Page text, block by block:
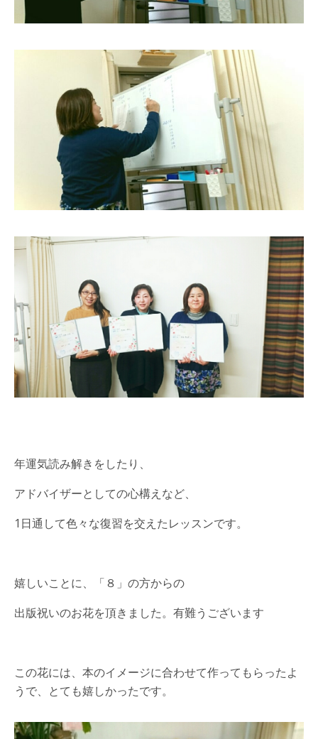
年運気読み解きをしたり、
アドバイザーとしての心構えなど、
1日通して色々な復習を交えたレッスンです。
嬉しいことに、「８」の方からの
出版祝いのお花を頂きました。有難うございます
この花には、本のイメージに合わせて作ってもらったよ
うで、とても嬉しかったです。